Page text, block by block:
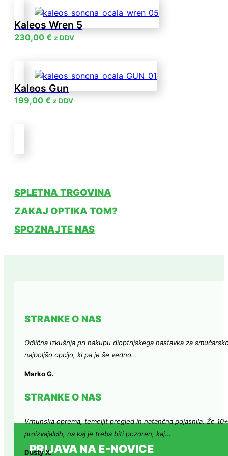
Kaleos Wren 5
230,00 € z DDV
Kaleos Gun
199,00 € z DDV
SPLETNA TRGOVINA
ZAKAJ OPTIKA TOM?
SPOZNAJTE NAS
STRANKE O NAS
Odlična izkušnja pri nakupu dioptrijskega nastavka za
najboljšo opcijo, ki pa je še vedno...
Marko G.
STRANKE O NAS
Vrhunska oprema, temeljit pregled in natančna pojasnila. Že
proizvajalcih, na kaj je treba biti pozoren, kaj...
Dusty X.
PRIJAVA NA E-NOVICE